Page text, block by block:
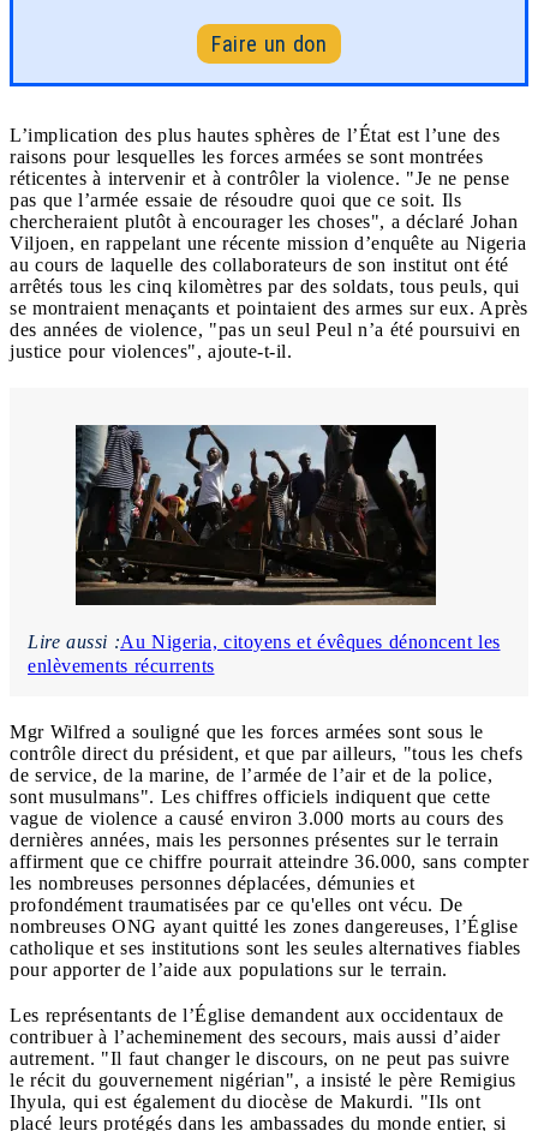
Faire un don
L’implication des plus hautes sphères de l’État est l’une des
raisons pour lesquelles les forces armées se sont montrées
réticentes à intervenir et à contrôler la violence. "Je ne pense
pas que l’armée essaie de résoudre quoi que ce soit. Ils
chercheraient plutôt à encourager les choses", a déclaré Johan
Viljoen, en rappelant une récente mission d’enquête au Nigeria
au cours de laquelle des collaborateurs de son institut ont été
arrêtés tous les cinq kilomètres par des soldats, tous peuls, qui
se montraient menaçants et pointaient des armes sur eux. Après
des années de violence, "pas un seul Peul n’a été poursuivi en
justice pour violences", ajoute-t-il.
Lire aussi :Au Nigeria, citoyens et évêques dénoncent les
enlèvements récurrents
Mgr Wilfred a souligné que les forces armées sont sous le
contrôle direct du président, et que par ailleurs, "tous les chefs
de service, de la marine, de l’armée de l’air et de la police,
sont musulmans". Les chiffres officiels indiquent que cette
vague de violence a causé environ 3.000 morts au cours des
dernières années, mais les personnes présentes sur le terrain
affirment que ce chiffre pourrait atteindre 36.000, sans compter
les nombreuses personnes déplacées, démunies et
profondément traumatisées par ce qu'elles ont vécu. De
nombreuses ONG ayant quitté les zones dangereuses, l’Église
catholique et ses institutions sont les seules alternatives fiables
pour apporter de l’aide aux populations sur le terrain.
Les représentants de l’Église demandent aux occidentaux de
contribuer à l’acheminement des secours, mais aussi d’aider
autrement. "Il faut changer le discours, on ne peut pas suivre
le récit du gouvernement nigérian", a insisté le père Remigius
Ihyula, qui est également du diocèse de Makurdi. "Ils ont
placé leurs protégés dans les ambassades du monde entier, si